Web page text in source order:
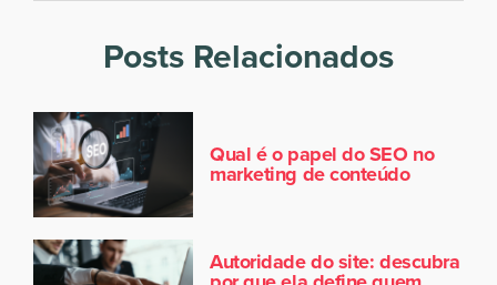
Posts Relacionados
Qual é o papel do SEO no
marketing de conteúdo
Autoridade do site: descubra